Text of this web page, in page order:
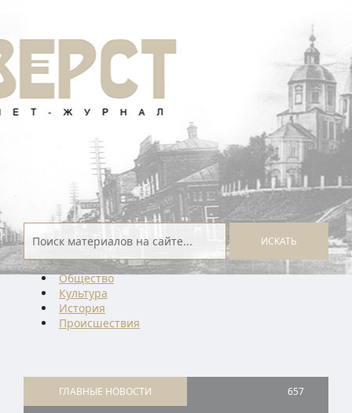
ИСКАТЬ
Общество
Культура
История
Проиcшествия
ГЛАВНЫЕ НОВОСТИ 657